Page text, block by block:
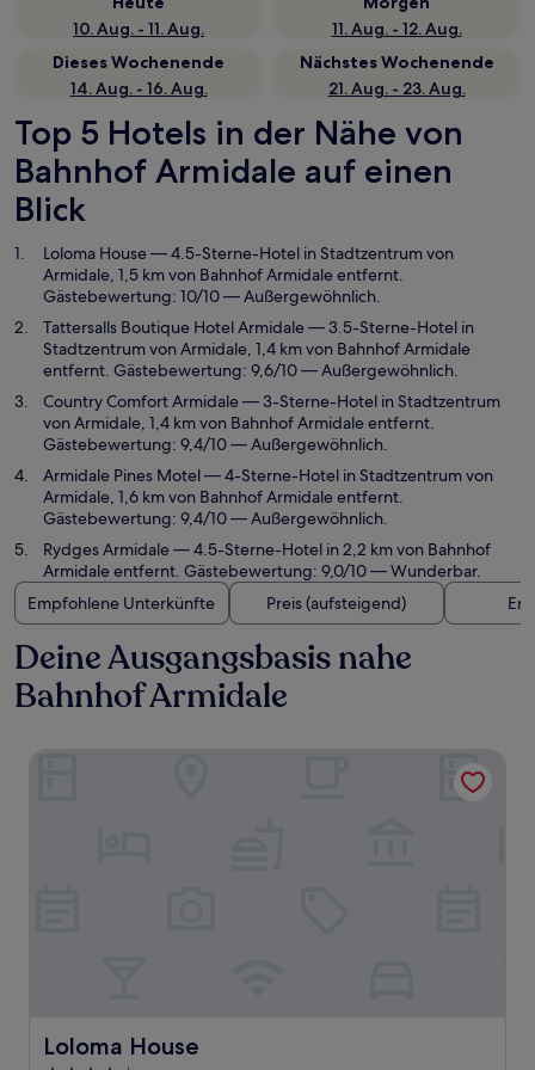
10. Aug. - 11. Aug.
11. Aug. - 12. Aug.
Dieses Wochenende
14. Aug. - 16. Aug.
Nächstes Wochenende
21. Aug. - 23. Aug.
Top 5 Hotels in der Nähe von
Bahnhof Armidale auf einen
Blick
Loloma House— 4.5-Sterne-Hotel in Stadtzentrum von
Armidale, 1,5 km von Bahnhof Armidale entfernt.
Gästebewertung: 10/10 — Außergewöhnlich.
Tattersalls Boutique Hotel Armidale— 3.5-Sterne-Hotel in
Stadtzentrum von Armidale, 1,4 km von Bahnhof Armidale
entfernt. Gästebewertung: 9,6/10 — Außergewöhnlich.
Country Comfort Armidale— 3-Sterne-Hotel in Stadtzentrum
von Armidale, 1,4 km von Bahnhof Armidale entfernt.
Gästebewertung: 9,4/10 — Außergewöhnlich.
Armidale Pines Motel— 4-Sterne-Hotel in Stadtzentrum von
Armidale, 1,6 km von Bahnhof Armidale entfernt.
Gästebewertung: 9,4/10 — Außergewöhnlich.
Rydges Armidale— 4.5-Sterne-Hotel in 2,2 km von Bahnhof
Armidale entfernt. Gästebewertung: 9,0/10 — Wunderbar.
Empfohlene Unterkünfte
Preis (aufsteigend)
Deine Ausgangsbasis nahe
Bahnhof Armidale
Loloma House
Loloma House